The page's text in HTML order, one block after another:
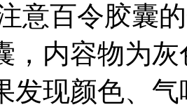
意百令胶囊
，内容物为
发现颜色、